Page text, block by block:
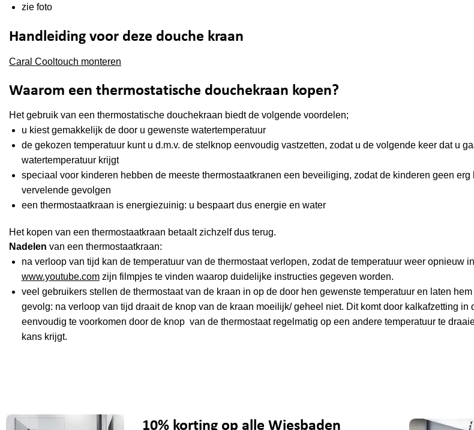
zie foto
Handleiding voor deze douche kraan
Caral Cooltouch monteren
Waarom een thermostatische douchekraan kopen?
Het gebruik van een thermostatische douchekraan biedt de volgende voordelen;
u kiest gemakkelijk de door u gewenste watertemperatuur
de gekozen temperatuur kunt u d.m.v. de stelknop eenvoudig vastzetten, zodat u de volgende keer dat u
watertemperatuur krijgt
speciaal voor kinderen hebben de meeste thermostaatkranen een beveiliging, zodat de kinderen geen erg
vervelende gevolgen
een thermostaatkraan is energiezuinig: u bespaart dus energie en water
Het kopen van een thermostaatkraan betaalt zichzelf dus terug.
Nadelen van een thermostaatkraan:
na verloop van tijd kan de temperatuur van de thermostaat verlopen, zodat de temperatuur weer opnieuw
www.youtube.comzijn filmpjes te vinden waarop duidelijke instructies gegeven worden.
veel gebruikers stellen de thermostaat van de kraan in op de door hen gewenste temperatuur en laten
gevolg: na verloop van tijd draait de knop van de kraan moeilijk/ geheel niet. Dit komt door kalkafzetting in
eenvoudig te voorkomen door de knop van de thermostaat regelmatig op een andere temperatuur te
kans krijgt.
10% korting op alle Wiesbaden